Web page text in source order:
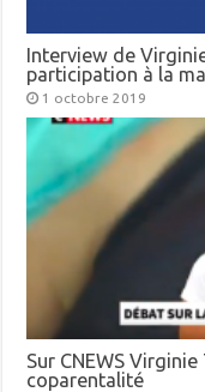
Interview de
participation à la
1 octobre 2019
Sur CNEWS
coparentalité